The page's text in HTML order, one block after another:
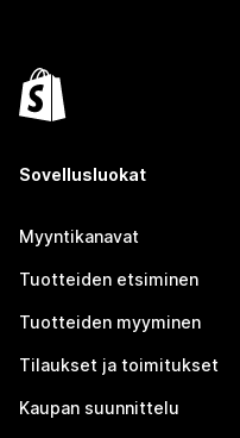
Sovellusluokat
Myyntikanavat
Tuotteiden etsiminen
Tuotteiden myyminen
Tilaukset ja toimitukset
Kaupan suunnittelu